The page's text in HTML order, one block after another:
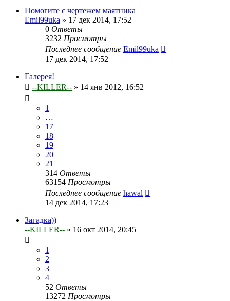
Помогите с чертежем маятника
Emil99uka » 17 дек 2014, 17:52
0 Ответы
3232 Просмотры
Последнее сообщение Emil99uka
17 дек 2014, 17:52
Галерея!
--KILLER-- » 14 янв 2012, 16:52
1
…
17
18
19
20
21
314 Ответы
63154 Просмотры
Последнее сообщение hawal
14 дек 2014, 17:23
Загадка))
--KILLER-- » 16 окт 2014, 20:45
1
2
3
4
52 Ответы
13272 Просмотры